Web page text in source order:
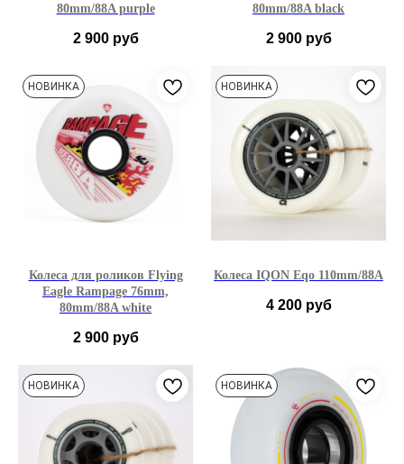
80mm/88A purple
2 900 руб
76мм
80mm/88A black
2 900 руб
76мм
НОВИНКА
Колеса для роликов Flying
Eagle Rampage 76mm,
80mm/88A white
2 900 руб
76мм
НОВИНКА
Колеса IQON Eqo 110mm/88A
4 200 руб
НОВИНКА НОВИНКА